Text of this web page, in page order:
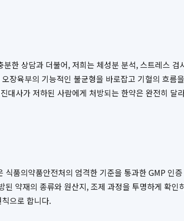
한 상담과 더불어, 저희는 체성분 분석, 스트레스 검
장육부의 기능적인 불균형을 바로잡고 기혈의 흐름
사가 저하된 사람에게 처방되는 한약은 완전히 달
품의약품안전처의 엄격한 기준을 통과한 GMP 인
약재의 종류와 원산지, 조제 과정을 투명하게 확인
으로 합니다.